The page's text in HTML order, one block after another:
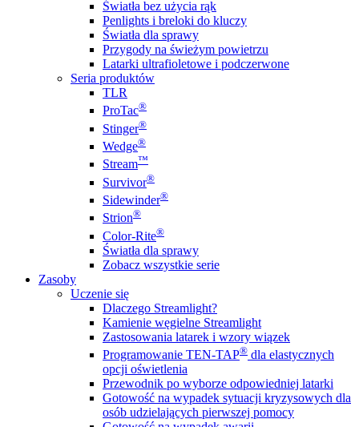
Światła bez użycia rąk
Penlights i breloki do kluczy
Światła dla sprawy
Przygody na świeżym powietrzu
Latarki ultrafioletowe i podczerwone
Seria produktów
TLR
ProTac®
Stinger®
Wedge®
Stream™
Survivor®
Sidewinder®
Strion®
Color-Rite®
Światła dla sprawy
Zobacz wszystkie serie
Zasoby
Uczenie się
Dlaczego Streamlight?
Kamienie węgielne Streamlight
Zastosowania latarek i wzory wiązek
Programowanie TEN-TAP® dla elastycznych
opcji oświetlenia
Przewodnik po wyborze odpowiedniej latarki
Gotowość na wypadek sytuacji kryzysowych dla
osób udzielających pierwszej pomocy